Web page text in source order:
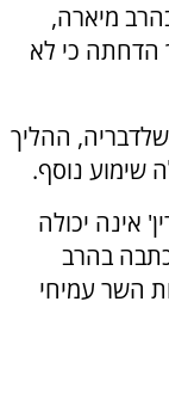
מיארה,
הדחתה כי לא
ההליך
שימוע נוסף.
אינה יכולה
כתבה בהרב
השר עמיחי